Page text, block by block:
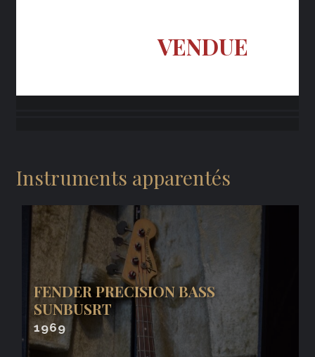
VENDUE
Instruments apparentés
FENDER PRECISION BASS
SUNBUSRT
1969